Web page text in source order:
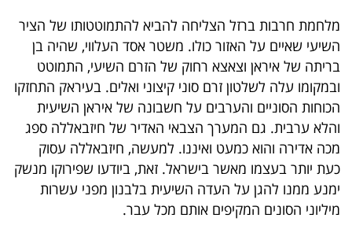
שיתופי
פעולה
דרושים
ניוזלטרים
מייל
מלחמת חרבות ברזל הצליחה להביא להתמוטטותו של הציר
השיעי שאיים על האזור כולו. משטר אסד העלווי, שהיה בן
בריתה של איראן וצאצא רחוק של הזרם השיעי, התמוטט
ובמקומו עלה לשלטון זרם סוני קיצוני ואלים. בעיראק התחזקו
הכוחות הסוניים והערבים על חשבונה של איראן השיעית
והלא ערבית. גם המערך הצבאי האדיר של חיזבאללה ספג
מכה אדירה והוא כמעט ואיננו. למעשה, חיזבאללה עסוק
כעת יותר בעצמו מאשר בישראל. זאת, ביודעו שפירוקו מנשק
ימנע ממנו להגן על העדה השיעית בלבנון מפני עשרות
מיליוני הסונים המקיפים אותם מכל עבר.